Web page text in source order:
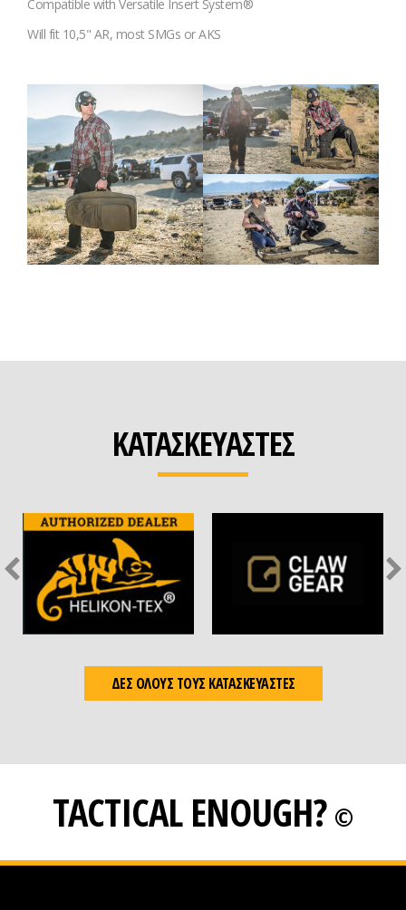
Compatible with Versatile Insert System®
Will fit 10,5" AR, most SMGs or AKS
ΚΑΤΑΣΚΕΥΑΣΤΕΣ
ΔΕΣ ΟΛΟΥΣ ΤΟΥΣ ΚΑΤΑΣΚΕΥΑΣΤΕΣ
TACTICAL ENOUGH? ©